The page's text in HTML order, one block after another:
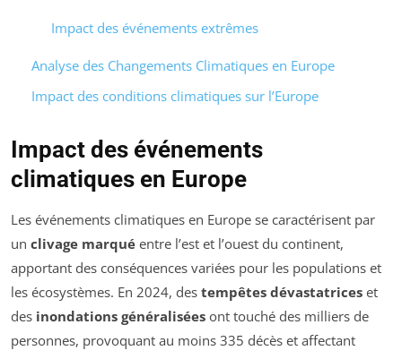
Impact des événements extrêmes
Analyse des Changements Climatiques en Europe
Impact des conditions climatiques sur l’Europe
Impact des événements
climatiques en Europe
Les événements climatiques en Europe se caractérisent par
un clivage marqué entre l’est et l’ouest du continent,
apportant des conséquences variées pour les populations et
les écosystèmes. En 2024, des tempêtes dévastatrices et
des inondations généralisées ont touché des milliers de
personnes, provoquant au moins 335 décès et affectant